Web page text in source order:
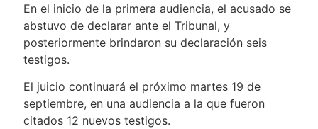
En el inicio de la primera audiencia, el acusado se
abstuvo de declarar ante el Tribunal, y
posteriormente brindaron su declaración seis
testigos.
El juicio continuará el próximo martes 19 de
septiembre, en una audiencia a la que fueron
citados 12 nuevos testigos.